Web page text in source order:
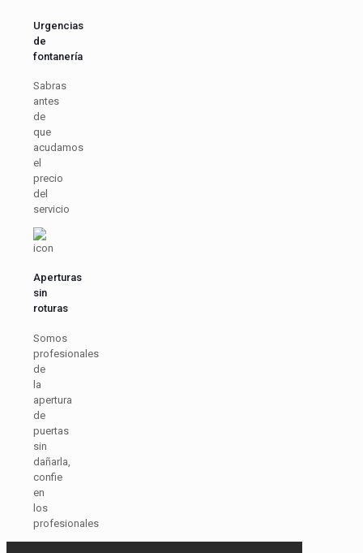
Urgencias
de
fontanería
Sabras
antes
de
que
acudamos
el
precio
del
servicio
Aperturas
sin
roturas
Somos
profesionales
de
la
apertura
de
puertas
sin
dañarla,
confie
en
los
profesionales